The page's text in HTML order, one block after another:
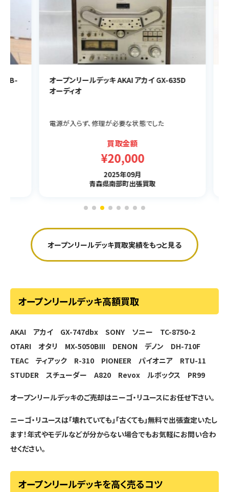
オープンリールデッキ AKAI アカイ GX-635D
オーディオ
電源が入らず、修理が必要な状態でした
買取金額
¥20,000
2025年09月
青森県南部町出張買取
オープンリールデッキ買取実績をもっと見る
オープンリールデッキ高額買取
AKAI アカイ GX-747dbx SONY ソニー TC-8750-2
OTARI オタリ MX-5050BIII DENON デノン DH-710F
TEAC ティアック R-310 PIONEER パイオニア RTU-11
STUDER スチューダー A820 Revox ルボックス PR99
オープンリールデッキのご売却はニーゴ・リユースにお任せ下さい。
ニーゴ・リユースは「壊れていても」「古くても」無料で出張査定いたし
ます！年式やモデルなどが分からない場合でもお気軽にお問い合わ
せください。
オープンリールデッキを高く売るコツ